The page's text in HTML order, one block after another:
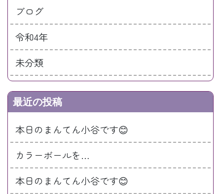
ブログ
令和4年
未分類
最近の投稿
本日のまんてん小谷です😊
カラーボールを…
本日のまんてん小谷です😊